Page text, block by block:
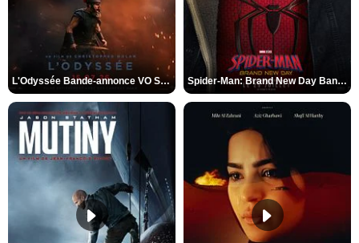
L'Odyssée Bande-annonce VO STFR Spider-Man: Brand New Day Bande-annonce VO STFR